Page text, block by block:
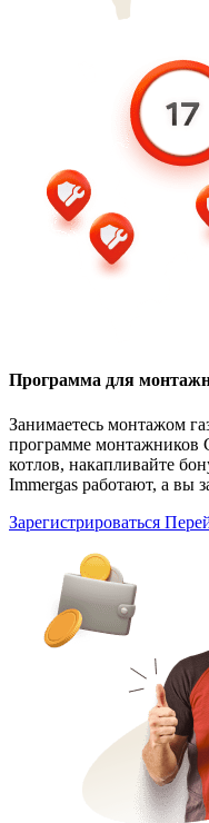
Программа для
Занимаетесь монтажом
программе монтажников
котлов, накапливайте
Immergas работают, а вы
Зарегистрироваться